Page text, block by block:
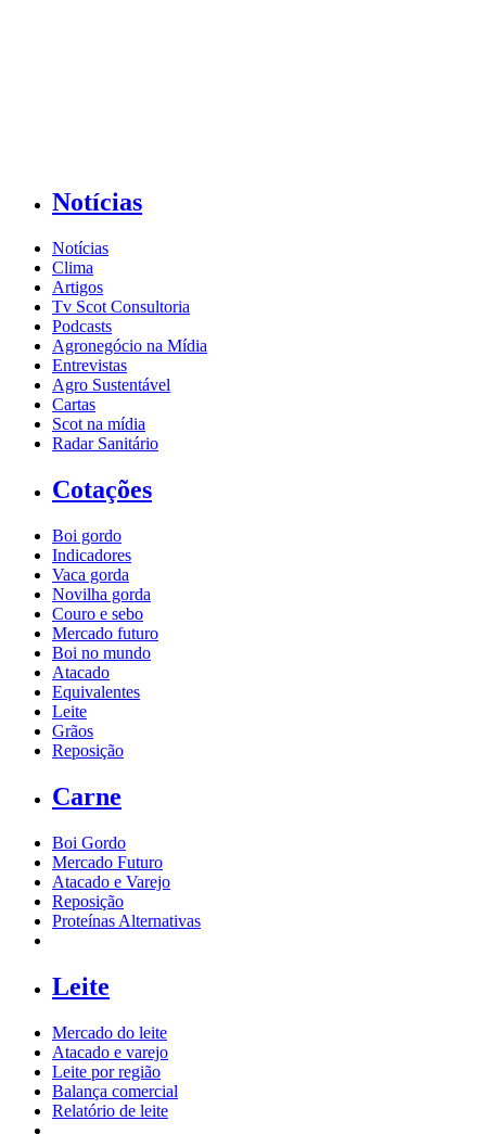
Notícias
Notícias
Clima
Artigos
Tv Scot Consultoria
Podcasts
Agronegócio na Mídia
Entrevistas
Agro Sustentável
Cartas
Scot na mídia
Radar Sanitário
Cotações
Boi gordo
Indicadores
Vaca gorda
Novilha gorda
Couro e sebo
Mercado futuro
Boi no mundo
Atacado
Equivalentes
Leite
Grãos
Reposição
Carne
Boi Gordo
Mercado Futuro
Atacado e Varejo
Reposição
Proteínas Alternativas
Leite
Mercado do leite
Atacado e varejo
Leite por região
Balança comercial
Relatório de leite